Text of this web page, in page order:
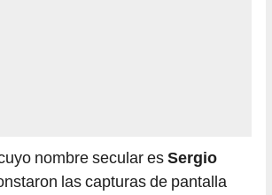
nombre secular esSergio
las capturas de pantalla